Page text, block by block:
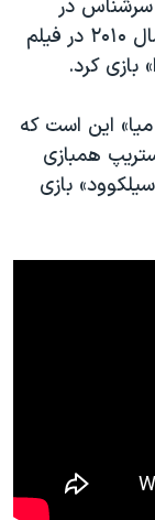
سرشناس در
صحنه سینما بعد از ۷ سال است. او در سال ۲۰۱۰ در فیلم
بازی کرد.
این است که
استریپ همبازی
۱۹۸۳ در فیلم «سیلکوود» بازی